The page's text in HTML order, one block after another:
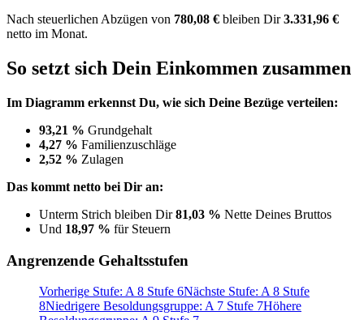
Nach steuerlichen Abzügen von 780,08 € bleiben Dir3.331,96 €
netto im Monat.
So setzt sich Dein Einkommen zusammen
Im Diagramm erkennst Du, wie sich Deine Bezüge verteilen:
93,21 % Grundgehalt
4,27 % Familienzuschläge
2,52 % Zulagen
Das kommt netto bei Dir an:
Unterm Strich bleiben Dir81,03 % Nette Deines Bruttos
Und 18,97 % für Steuern
Angrenzende Gehaltsstufen
Vorherige Stufe: A 8 Stufe 6Nächste Stufe: A 8 Stufe
8Niedrigere Besoldungsgruppe: A 7 Stufe 7Höhere